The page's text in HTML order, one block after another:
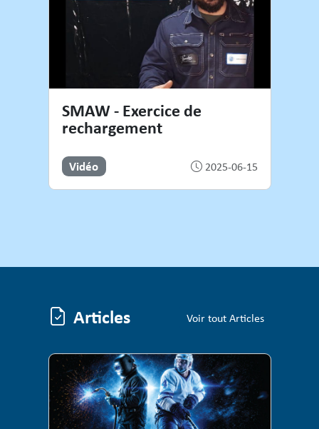
SMAW - Exercice de
rechargement
Vidéo 2025-06-15
Articles Voir tout Articles
Articles